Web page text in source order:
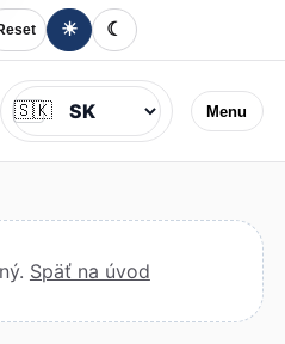
☀ ☾
Menu
Jazyk
🇸🇰
Späť na úvod